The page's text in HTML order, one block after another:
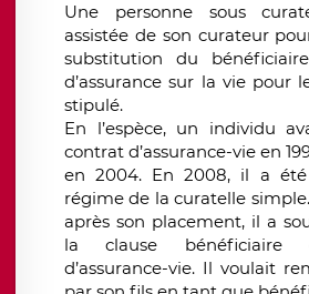
Une personne sous
assistée de son curateur
substitution du
d’assurance sur la vie pour
stipulé.
En l’espèce, un individu
contrat d’assurance-vie en
en 2004. En 2008, il a
régime de la curatelle
après son placement, il a
la clause bénéficiaire
d’assurance-vie. Il voulait